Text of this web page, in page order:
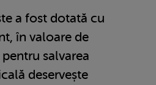
a fost dotată cu
în valoare de
salvarea
deservește